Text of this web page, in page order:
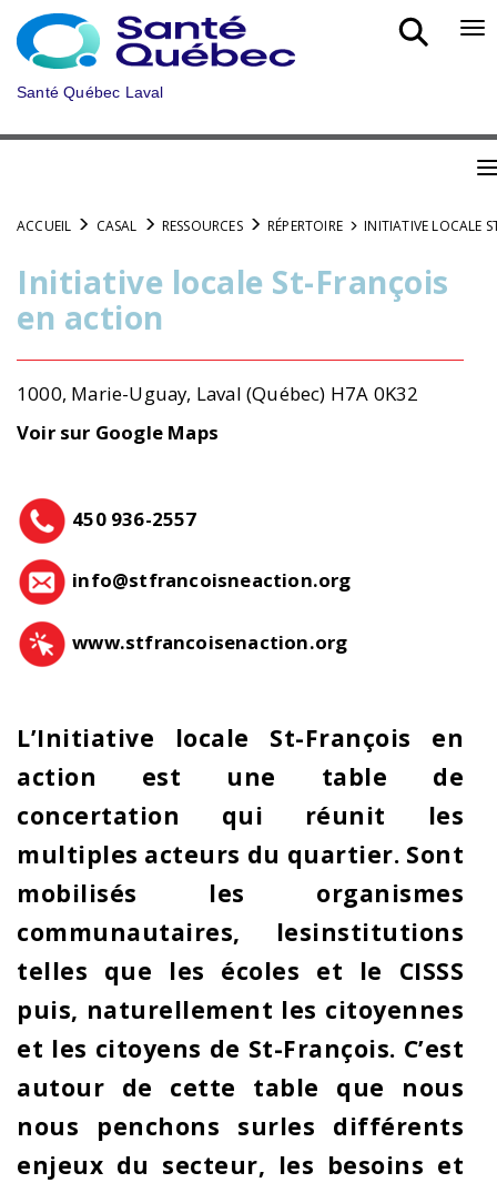
Aller
au
menu
principal
Santé Québec Laval
ACCUEIL CASAL RESSOURCES RÉPERTOIRE INITIATIVE LOCALE
Initiative locale St-François
en action
1000, Marie-Uguay, Laval (Québec) H7A 0K32
Voir sur Google Maps
450 936-2557
info@stfrancoisneaction.org
www.stfrancoisenaction.org
L’Initiative locale St-François en
action est une table de
concertation qui réunit les
multiples acteurs du quartier. Sont
mobilisés les organismes
communautaires, lesinstitutions
telles que les écoles et le CISSS
puis, naturellement les citoyennes
et les citoyens de St-François. C’est
autour de cette table que nous
nous penchons surles différents
enjeux du secteur, les besoins et